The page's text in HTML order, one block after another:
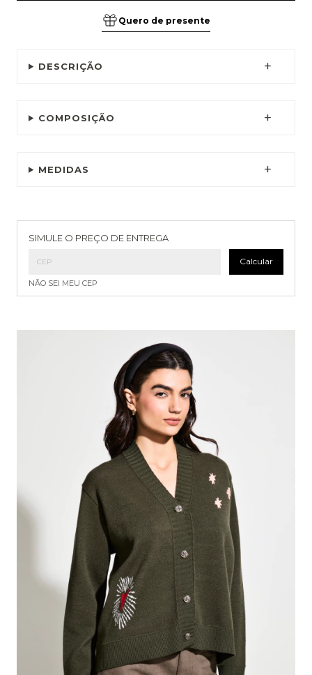
Quero de presente
DESCRIÇÃO
COMPOSIÇÃO
MEDIDAS
SIMULE O PREÇO DE ENTREGA
Calcular
NÃO SEI MEU CEP